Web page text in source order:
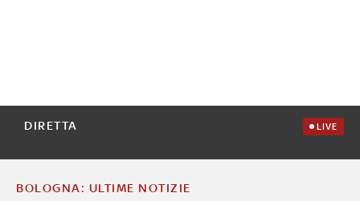
DIRETTA LIVE
BOLOGNA: ULTIME NOTIZIE